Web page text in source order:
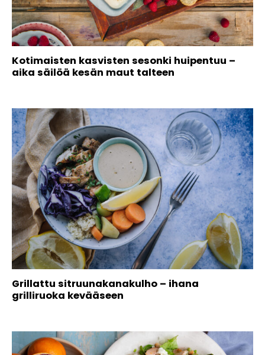
Kotimaisten kasvisten sesonki huipentuu –
aika säilöä kesän maut talteen
Grillattu sitruunakanakulho – ihana
grilliruoka kevääseen